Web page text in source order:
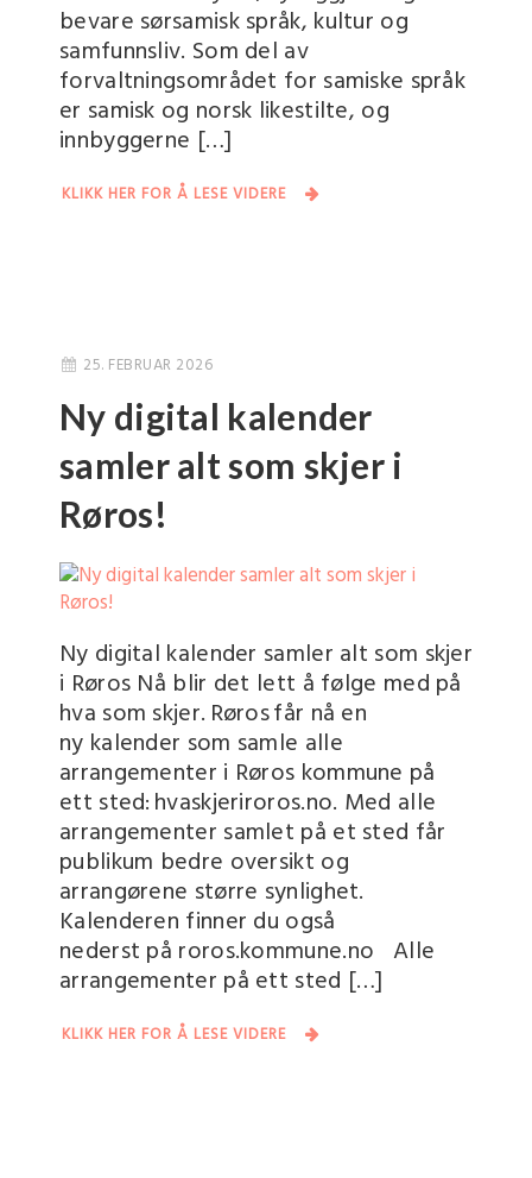
bevare sørsamisk språk, kultur og
samfunnsliv. Som del av
forvaltningsområdet for samiske språk
er samisk og norsk likestilte, og
innbyggerne […]
KLIKK HER FOR Å LESE VIDERE
25. FEBRUAR 2026
Ny digital kalender
samler alt som skjer i
Røros!
Ny digital kalender samler alt som skjer
i Røros Nå blir det lett å følge med på
hva som skjer. Røros får nå en
ny kalender som samle alle
arrangementer i Røros kommune på
ett sted: hvaskjeriroros.no. Med alle
arrangementer samlet på et sted får
publikum bedre oversikt og
arrangørene større synlighet.
Kalenderen finner du også
nederst på roros.kommune.no Alle
arrangementer på ett sted […]
KLIKK HER FOR Å LESE VIDERE